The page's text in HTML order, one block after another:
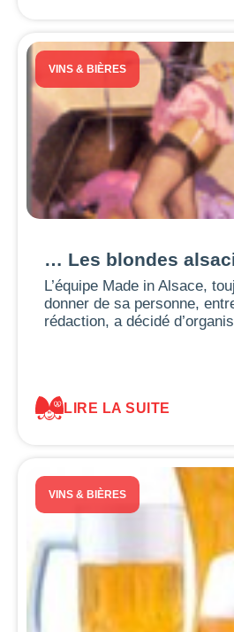
VINS & BIÈRES
… Les blondes
L’équipe Made in Alsace,
donner de sa personne,
rédaction, a décidé
LIRE LA SUITE
VINS & BIÈRES